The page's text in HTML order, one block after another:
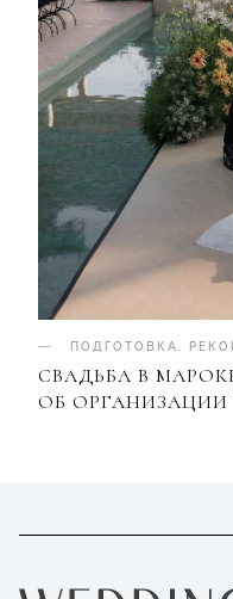
ПОДГОТОВКА
СВАДЬБА В
ОБ